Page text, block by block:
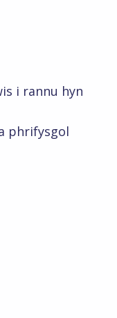
i rannu hyn
phrifysgol